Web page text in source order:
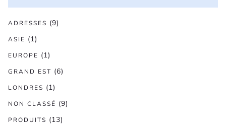
ADRESSES (9)
ASIE (1)
EUROPE (1)
GRAND EST (6)
LONDRES (1)
NON CLASSÉ (9)
PRODUITS (13)